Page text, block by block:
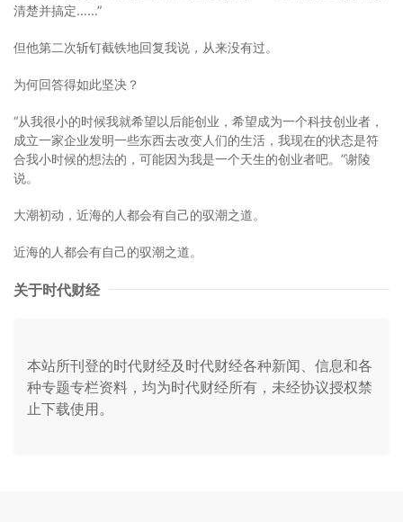
清楚并搞定……”
但他第二次斩钉截铁地回复我说，从来没有过。
为何回答得如此坚决？
“从我很小的时候我就希望以后能创业，希望成为一个科技创业者，
成立一家企业发明一些东西去改变人们的生活，我现在的状态是符
合我小时候的想法的，可能因为我是一个天生的创业者吧。”谢陵
说。
大潮初动，近海的人都会有自己的驭潮之道。
近海的人都会有自己的驭潮之道。
关于时代财经
本站所刊登的时代财经及时代财经各种新闻、信息和各
种专题专栏资料，均为时代财经所有，未经协议授权禁
止下载使用。